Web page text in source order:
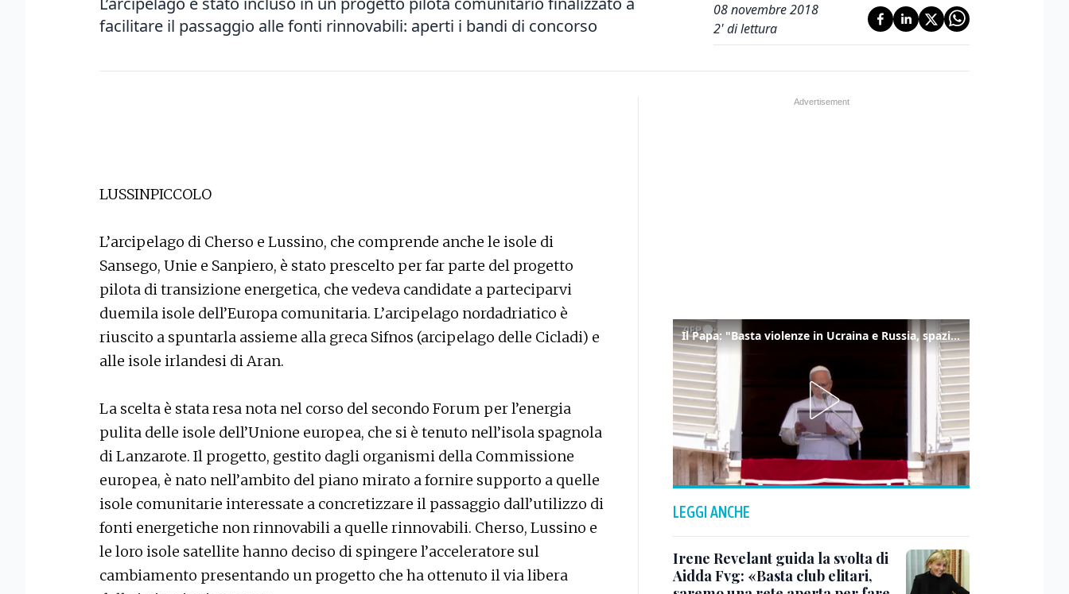
facilitare il passaggio alle fonti rinnovabili: aperti i bandi di concorso
08 novembre 2018
2' di lettura
LUSSINPICCOLO
L’arcipelago di Cherso e Lussino, che comprende anche le isole di
Sansego, Unie e Sanpiero, è stato prescelto per far parte del progetto
pilota di transizione energetica, che vedeva candidate a parteciparvi
duemila isole dell’Europa comunitaria. L’arcipelago nordadriatico è
riuscito a spuntarla assieme alla greca Sifnos (arcipelago delle Cicladi) e
alle isole irlandesi di Aran.
La scelta è stata resa nota nel corso del secondo Forum per l’energia
pulita delle isole dell’Unione europea, che si è tenuto nell’isola spagnola
di Lanzarote. Il progetto, gestito dagli organismi della Commissione
europea, è nato nell’ambito del piano mirato a fornire supporto a quelle
isole comunitarie interessate a concretizzare il passaggio dall’utilizzo di
fonti energetiche non rinnovabili a quelle rinnovabili. Cherso, Lussino e
le loro isole satellite hanno deciso di spingere l’acceleratore sul
cambiamento presentando un progetto che ha ottenuto il via libera
Il Papa: "Basta violenze in Ucraina e Russia, spazio a diplomazia"
LEGGI ANCHE
Irene Revelant guida la svolta di
Aidda Fvg: «Basta club elitari,